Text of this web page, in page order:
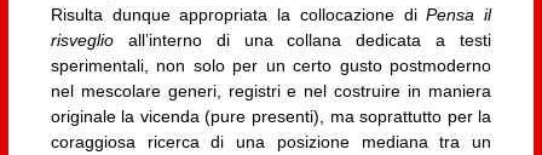
Risulta dunque appropriata la collocazione diPensa il
risveglioall’interno di una collana dedicata a testi
sperimentali, non solo per un certo gusto postmoderno
nel mescolare generi, registri e nel costruire in maniera
originale la vicenda (pure presenti), ma soprattutto per la
coraggiosa ricerca di una posizione mediana tra un